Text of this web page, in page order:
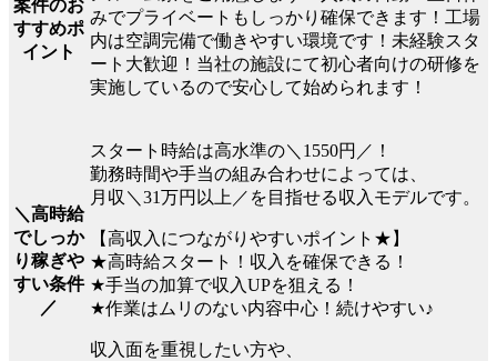
案件のお
すすめポ
イント
みでプライベートもしっかり確保できます！工場
内は空調完備で働きやすい環境です！未経験スタ
ート大歓迎！当社の施設にて初心者向けの研修を
実施しているので安心して始められます！
＼高時給
でしっか
り稼ぎや
すい条件
／
スタート時給は高水準の＼1550円／！
勤務時間や手当の組み合わせによっては、
月収＼31万円以上／を目指せる収入モデルです。
【高収入につながりやすいポイント★】
★高時給スタート！収入を確保できる！
★手当の加算で収入UPを狙える！
★作業はムリのない内容中心！続けやすい♪
収入面を重視したい方や、